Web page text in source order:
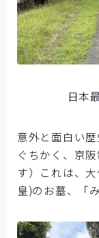
日本
意外と面白い
ぐちかく、京
す）これは、
皇)のお墓、「